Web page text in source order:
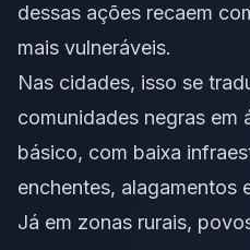
dessas ações recaem
mais vulneráveis.
Nas cidades, isso se
comunidades negras em
básico, com baixa
enchentes, alagamentos
Já em zonas rurais,